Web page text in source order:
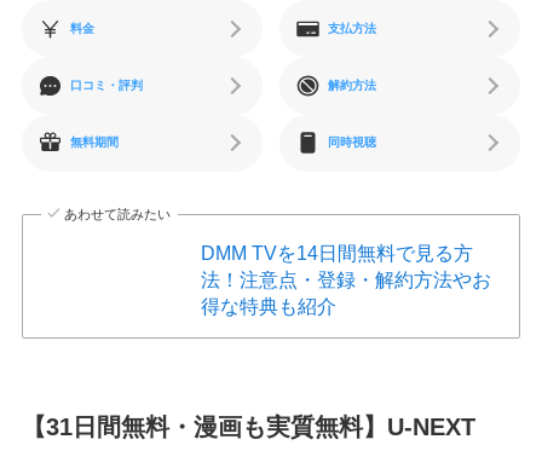
料金 支払方法
口コミ・評判 解約方法
無料期間 同時視聴
あわせて読みたい
DMM TVを14日間無料で見る方
法！注意点・登録・解約方法やお
得な特典も紹介
【31日間無料・漫画も実質無料】U-NEXT